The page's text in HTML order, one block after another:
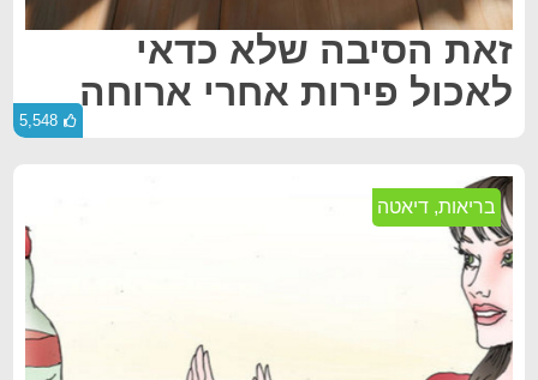
זאת הסיבה שלא כדאי
לאכול פירות אחרי ארוחה
5,548
בריאות, דיאטה